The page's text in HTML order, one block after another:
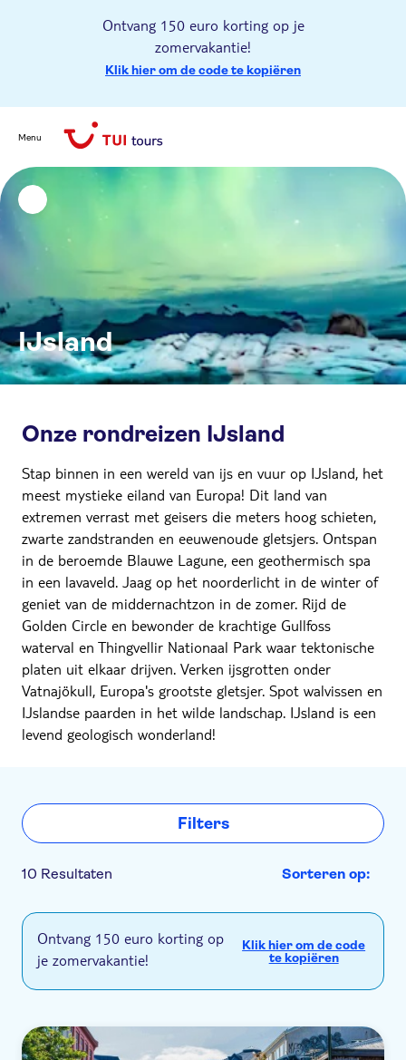
Ontvang 150 euro korting op je
zomervakantie!
Klik hier om de code te kopiëren
Menu
IJsland
Onze rondreizen IJsland
Stap binnen in een wereld van ijs en vuur op IJsland, het
meest mystieke eiland van Europa! Dit land van
extremen verrast met geisers die meters hoog schieten,
zwarte zandstranden en eeuwenoude gletsjers. Ontspan
in de beroemde Blauwe Lagune, een geothermisch spa
in een lavaveld. Jaag op het noorderlicht in de winter of
geniet van de middernachtzon in de zomer. Rijd de
Golden Circle en bewonder de krachtige Gullfoss
waterval en Thingvellir Nationaal Park waar tektonische
platen uit elkaar drijven. Verken ijsgrotten onder
Vatnajökull, Europa's grootste gletsjer. Spot walvissen en
IJslandse paarden in het wilde landschap. IJsland is een
levend geologisch wonderland!
Filters
10 Resultaten Sorteren op:
Ontvang 150 euro korting op
je zomervakantie!
Klik hier om de code
te kopiëren